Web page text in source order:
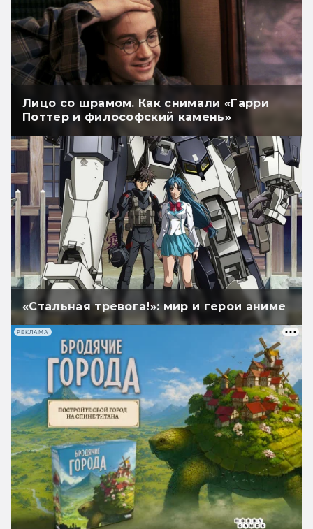
Лицо со шрамом. Как снимали «Гарри
Поттер и философский камень»
«Стальная тревога!»: мир и герои аниме
РЕКЛАМА